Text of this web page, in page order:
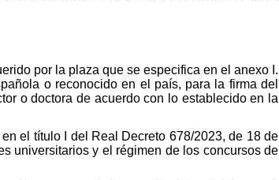
por la plaza que se especifica en el anexo I.
o reconocido en el país, para la firma del
o doctora de acuerdo con lo establecido en la
el título I del Real Decreto 678/2023, de 18 de
universitarios y el régimen de los concursos de